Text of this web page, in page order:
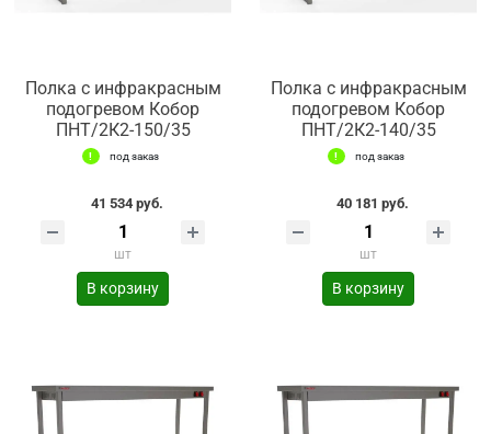
Полка с инфракрасным
подогревом Кобор
ПНТ/2К2-150/35
под заказ
41 534 руб.
шт
В корзину
Полка с инфракрасным
подогревом Кобор
ПНТ/2К2-140/35
под заказ
40 181 руб.
шт
В корзину